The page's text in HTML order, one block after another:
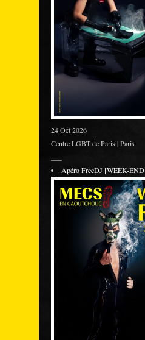
24 Oct 2026
Centre LGBT de Paris | Paris
Apéro FreeDJ [WEEK-